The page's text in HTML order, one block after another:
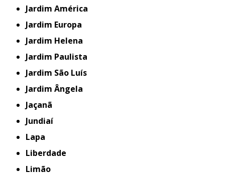
Jardim América
Jardim Europa
Jardim Helena
Jardim Paulista
Jardim São Luís
Jardim Ângela
Jaçanã
Jundiaí
Lapa
Liberdade
Limão